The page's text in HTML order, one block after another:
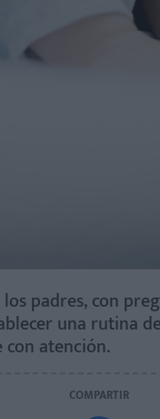
padres, con
una rutina
con atención.
COMPARTIR